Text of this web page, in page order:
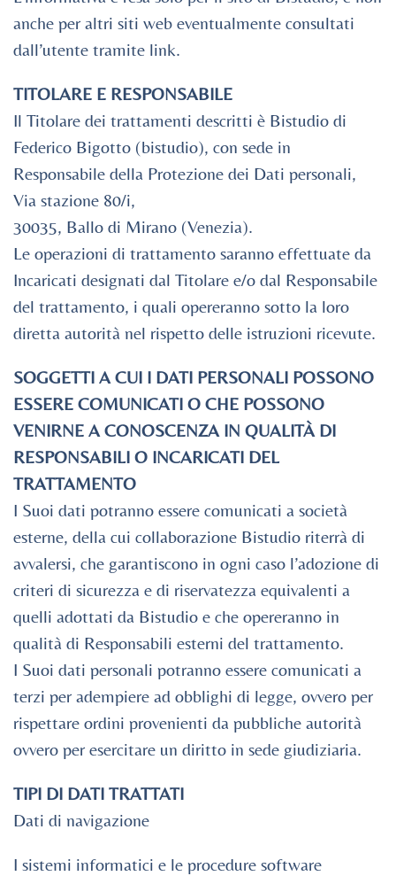
anche per altri siti web eventualmente consultati
dall’utente tramite link.
TITOLARE E RESPONSABILE
Il Titolare dei trattamenti descritti è Bistudio di
Federico Bigotto (bistudio), con sede in
Responsabile della Protezione dei Dati personali,
Via stazione 80/i,
30035, Ballo di Mirano (Venezia).
Le operazioni di trattamento saranno effettuate da
Incaricati designati dal Titolare e/o dal Responsabile
del trattamento, i quali opereranno sotto la loro
diretta autorità nel rispetto delle istruzioni ricevute.
SOGGETTI A CUI I DATI PERSONALI POSSONO
ESSERE COMUNICATI O CHE POSSONO
VENIRNE A CONOSCENZA IN QUALITÀ DI
RESPONSABILI O INCARICATI DEL
TRATTAMENTO
I Suoi dati potranno essere comunicati a società
esterne, della cui collaborazione Bistudio riterrà di
avvalersi, che garantiscono in ogni caso l’adozione di
criteri di sicurezza e di riservatezza equivalenti a
quelli adottati da Bistudio e che opereranno in
qualità di Responsabili esterni del trattamento.
I Suoi dati personali potranno essere comunicati a
terzi per adempiere ad obblighi di legge, ovvero per
rispettare ordini provenienti da pubbliche autorità
ovvero per esercitare un diritto in sede giudiziaria.
TIPI DI DATI TRATTATI
Dati di navigazione
I sistemi informatici e le procedure software